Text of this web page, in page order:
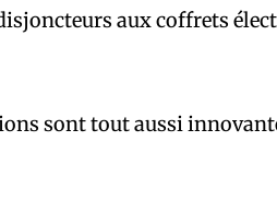
aux coffrets
sont tout aussi